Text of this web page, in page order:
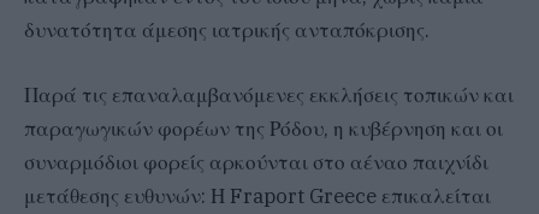
δυνατότητα άμεσης ιατρικής ανταπόκρισης.
Παρά τις επαναλαμβανόμενες εκκλήσεις τοπικών και
παραγωγικών φορέων της Ρόδου, η κυβέρνηση και οι
συναρμόδιοι φορείς αρκούνται στο αέναο παιχνίδι
μετάθεσης ευθυνών: Η Fraport Greece επικαλείται